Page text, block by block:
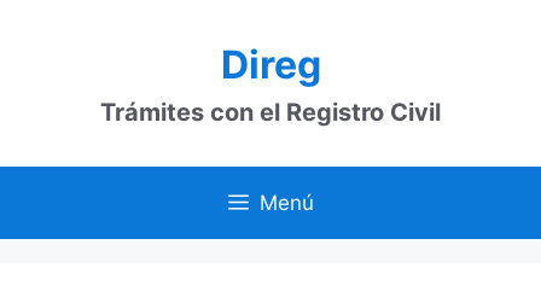
Direg
Trámites con el Registro Civil
Menú